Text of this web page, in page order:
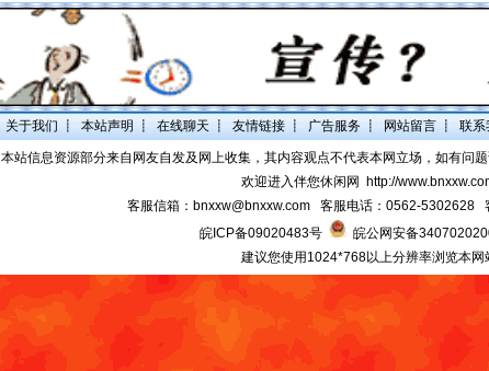
关于我们 ┋ 本站声明 ┋ 在线聊天 ┋ 友情链接 ┋ 广告服务 ┋ 网站留言 ┋ 联系
本站信息资源部分来自网友自发及网上收集，其内容观点不代表本网立场，如有问
欢迎进入伴您休闲网
http://
客服信箱：bnxxw@bnxxw.com 客服电话：0562-5302628
皖ICP备09020483号
皖公网安备
建议您使用1024*768以上分辨率浏览本网